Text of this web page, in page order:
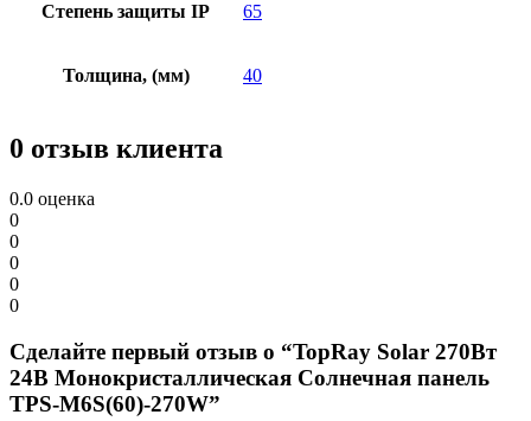
Степень защиты IP 65
Толщина, (мм) 40
0 отзыв клиента
0.0 оценка
0
0
0
0
0
Сделайте первый отзыв о “TopRay Solar 270Вт
24В Монокристаллическая Солнечная панель
TPS-M6S(60)-270W”